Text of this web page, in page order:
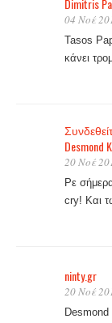
Dimitris
04 Νοέ
Tasos
κάνει
Desmond
20 Νοέ
Ρε
cry! Και
ninty.gr
20 Νοέ